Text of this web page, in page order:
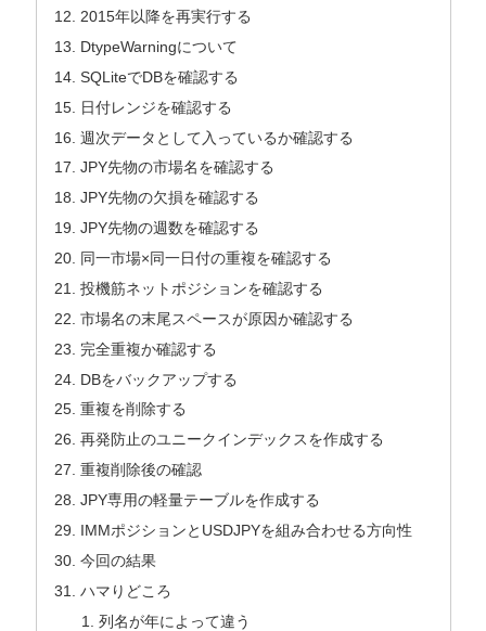
2015年以降を再実行する
DtypeWarningについて
SQLiteでDBを確認する
日付レンジを確認する
週次データとして入っているか確認する
JPY先物の市場名を確認する
JPY先物の欠損を確認する
JPY先物の週数を確認する
同一市場×同一日付の重複を確認する
投機筋ネットポジションを確認する
市場名の末尾スペースが原因か確認する
完全重複か確認する
DBをバックアップする
重複を削除する
再発防止のユニークインデックスを作成する
重複削除後の確認
JPY専用の軽量テーブルを作成する
IMMポジションとUSDJPYを組み合わせる方向性
今回の結果
ハマりどころ
列名が年によって違う